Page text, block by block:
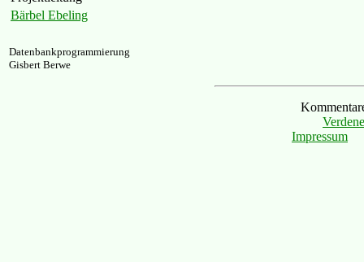
Bärbel Ebeling
Datenbankprogrammierung
Gisbert Berwe
Impressum